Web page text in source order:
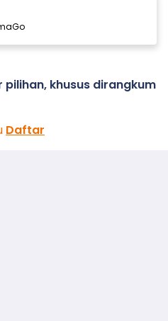
pilihan, khusus dirangkum
Daftar